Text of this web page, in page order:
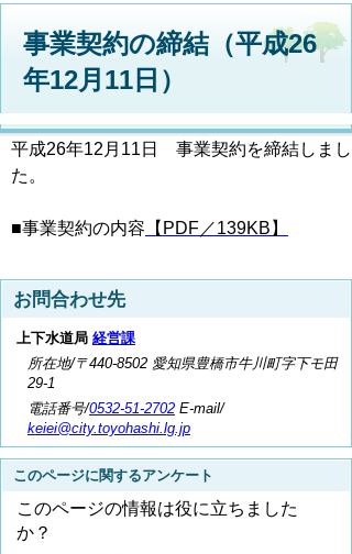
事業契約の締結（平成26
年12月11日）
平成26年12月11日 事業契約を締結しまし
た。
■事業契約の内容 【PDF／139KB】
お問合わせ先
上下水道局 経営課
所在地/〒440-8502 愛知県豊橋市牛川町字下モ田
29-1
電話番号/0532-51-2702 E-mail/
keiei@city.toyohashi.lg.jp
このページに関するアンケート
このページの情報は役に立ちました
か？